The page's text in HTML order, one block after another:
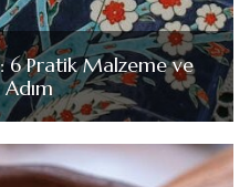
6 Pratik Malzeme ve